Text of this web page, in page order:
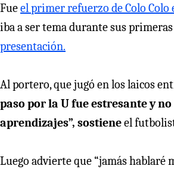
Fueel primer refuerzo de Colo Colo
iba a ser tema durante sus primeras
presentación.
Al portero, que jugó en los laicos
paso por la U fue estresante y
aprendizajes”, sostieneel
Luego advierte que “jamás